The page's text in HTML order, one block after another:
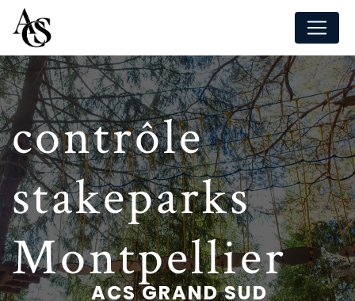
contrôle
stakeparks
Montpellier
ACS GRAND SUD
Panneau de gestion des cookies